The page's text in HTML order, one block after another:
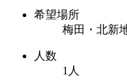
希望場所
梅田・北新
人数
1人